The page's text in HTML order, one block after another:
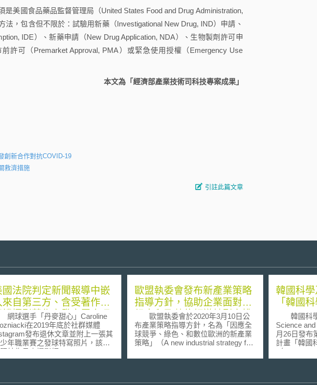
國食品藥品監督管理局（United States Food and Drug Administration,
，包含但不限於：試驗用新藥（Investigational New Drug, IND）申請、
IDE）、新藥申請（New Drug Application, NDA）、生物製劑許可申
許可（Premarket Approval, PMA）或緊急使用授權（Emergency Use
本文為「經濟部產業技術司科技專案成果」
創新合作對抗COVID-19
救濟措施
引註此篇文章
國法院判定新聞報導中嵌
來自第三方、含受著作權
護攝影著作之發文屬合理
用
球選手「丹麥甜心」Caroline
在2019年底於社群媒體
發布退休文章並附上一張其
年職業賽之發球特寫照片，該爭
片為丹麥攝影師 Michael Barrett
（後稱Boesen）所拍攝，爾
歐盟執委會發布新產業策略
指導方針，協助企業面對氣
候中和及數位領導轉型之挑
戰
歐盟執委會於2020年3月10日公
布產業策略指導方針，名為「因應全
球競爭、綠色、和數位歐洲的新產業
策略」（A new industrial strategy for
digital Europe），以幫助歐洲產業在
韓國科
「韓國
韓國科學
Science
月26日發布
計畫「韓國
（Blueprint
Sovereignty